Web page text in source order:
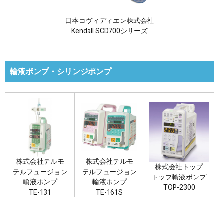
日本コヴィディエン株式会社
Kendall SCD700シリーズ
輸液ポンプ・シリンジポンプ
株式会社テルモ
テルフュージョン
輸液ポンプ
TE-131
株式会社テルモ
テルフュージョン
輸液ポンプ
TE-161S
株式会社トップ
トップ輸液ポンプ
TOP-2300